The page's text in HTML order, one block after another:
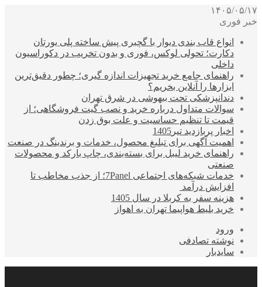
۱۴۰۵/۰۵/۱۷
خبر فوری
انواع قاب بندی دیوار با گچبری پیش ساخته پلی یورتان
دکارت؛ تحولی لوکس، فوری و بدون تخریب در دکوراسیون
داخلی
راهنمای جامع خرید تجهیزات اندازه گیری؛ چطور دقیق‌ترین
ابزارها را آنلاین بخریم؟
دندانپزشکی تحت بیهوشی در شرق تهران
سوالات متداول درباره خرید و نصب گیت فروشگاهی؛ از
قیمت تا تنظیم حساسیت و علت بوق زدن
اخبار پربازدید تیر1405
اهمیت آگهی برای تبلیغ محصول، خدمات و برندینگ در صنعت
راهنمای خرید لیبل برای بسته‌بندی، چاپ بارکد و محصولات
صنعتی
خدمات شبکه‌های اجتماعی 7Panel؛ از جذب مخاطب تا
افزایش درآمد
هزینه سفر به کربلا در سال 1405
خرید بلیط هواپیما تهران به اهواز
ورود
نوشته تصادفی
سایدبار